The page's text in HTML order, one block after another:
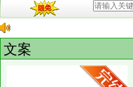
文案